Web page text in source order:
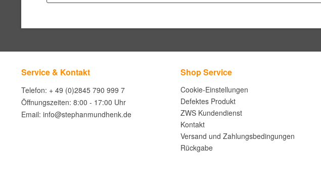
Service & Kontakt
Telefon: + 49 (0)2845 790 999 7
Öffnungszeiten: 8:00 - 17:00 Uhr
Email: info@stephanmundhenk.de
Shop Service
Cookie-Einstellungen
Defektes Produkt
ZWS Kundendienst
Kontakt
Versand und Zahlungsbedingungen
Rückgabe